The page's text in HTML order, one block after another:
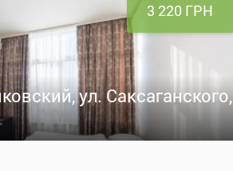
3 220 ГРН
ул. Саксаганского,